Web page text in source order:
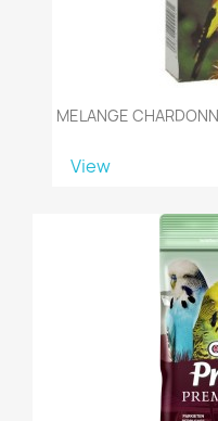
MELANGE
View